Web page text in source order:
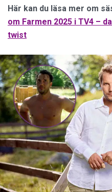
Här kan du läsa mer om
om Farmen 2025 i TV4 –
twist